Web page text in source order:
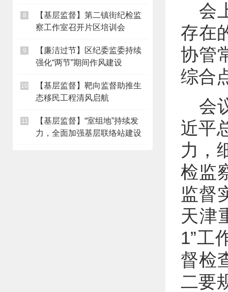
8
【基层监督】第二镇街纪检监
察工作室召开片区培训会
9
【廉洁过节】区纪委监委持续
强化“两节”期间作风建设
10
【基层监督】靶向监督助推生
态移民工程清风启航
11
【基层监督】“室组地”持续发
力，全面加强基层联络站建设
会
存在
协管
综合
会
近平
力，
检监
监督
天津
1”工
督检
二要